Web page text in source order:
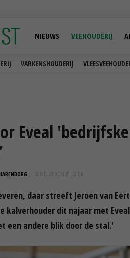
VARKENSHOUDERIJ
NIEUWS VEEHOUDERIJ
Eveal
02 MEI 2019 OM 15:55
daar streeft Jeroen van
kalverhouder dit najaar met
een andere blik door de stal.'